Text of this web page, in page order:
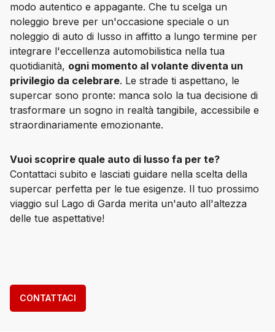
modo autentico e appagante. Che tu scelga un
noleggio breve per un'occasione speciale o un
noleggio di auto di lusso in affitto a lungo termine per
integrare l'eccellenza automobilistica nella tua
quotidianità, ogni momento al volante diventa un
privilegio da celebrare. Le strade ti aspettano, le
supercar sono pronte: manca solo la tua decisione di
trasformare un sogno in realtà tangibile, accessibile e
straordinariamente emozionante.
Vuoi scoprire quale auto di lusso fa per te?
Contattaci subito e lasciati guidare nella scelta della
supercar perfetta per le tue esigenze. Il tuo prossimo
viaggio sul Lago di Garda merita un'auto all'altezza
delle tue aspettative!
CONTATTACI